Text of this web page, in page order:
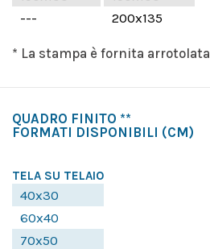
---
200x135
* La stampa è fornita arrotolata
QUADRO FINITO **
FORMATI DISPONIBILI (CM)
TELA SU TELAIO
40x30
60x40
70x50